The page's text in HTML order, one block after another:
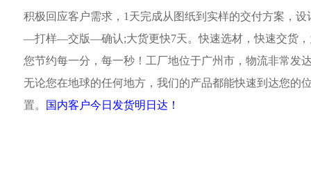
积极回应客户需求，1天完成从图纸到实样的交付方案，设
—打样—交版—确认;大货更快7天。快速选材，快速交货
您节约每一分，每一秒！工厂地位于广州市，物流非常发
无论您在地球的任何地方，我们的产品都能快速到达您的
置。
国内客户今日发货明日达！